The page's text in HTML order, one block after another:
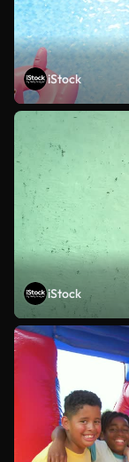
iStock
iStock